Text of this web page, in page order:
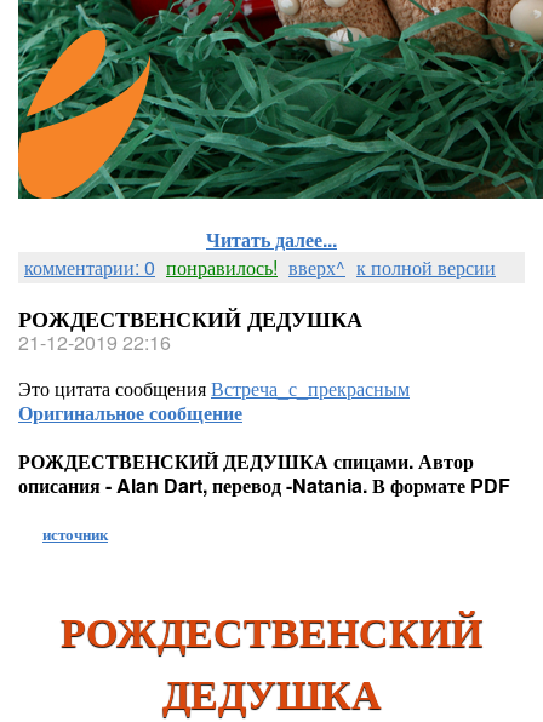
Читать далее...
комментарии: 0 понравилось! вверх^ к полной версии
РОЖДЕСТВЕНСКИЙ ДЕДУШКА
21-12-2019 22:16
Это цитата сообщенияВстреча_с_прекрасным
Оригинальное сообщение
РОЖДЕСТВЕНСКИЙ ДЕДУШКА спицами. Автор
описания - Alan Dart, перевод -Natania. В формате PDF
источник
РОЖДЕСТВЕНСКИЙ
ДЕДУШКА